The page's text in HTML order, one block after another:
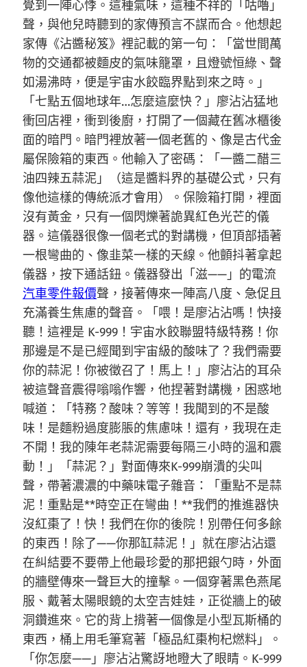
覺到一陣心悸。這種氣味，這種不祥的「咕嚕」
聲，與他兒時聽到的家傳預言不謀而合。他想起
家傳《沾醬秘笈》裡記載的第一句：「當世間萬
物的交通都被麵皮的氣味籠罩，且燈號恒綠、聲
如湯沸時，便是宇宙水餃臨界點到來之時。」
「七點五個地球年…怎麼這麼快？」廖沾沾猛地
衝回店裡，衝到後廚，打開了一個藏在舊冰櫃後
面的暗門。暗門裡放著一個老舊的、像是古代金
屬保險箱的東西。他輸入了密碼：「一醬二醋三
油四辣五蒜泥」（這是醬料界的基礎公式，只有
像他這樣的傳統派才會用）。保險箱打開，裡面
沒有黃金，只有一個閃爍著詭異紅色光芒的儀
器。這儀器很像一個老式的對講機，但頂部插著
一根彎曲的、像韭菜一樣的天線。他顫抖著拿起
儀器，按下通話鈕。儀器發出「滋——」的電流
汽車零件報價聲，接著傳來一陣高八度、急促且
充滿養生焦慮的聲音。「喂！是廖沾沾嗎！快接
聽！這裡是 K-999！宇宙水餃聯盟特級特務！你
那邊是不是已經聞到宇宙級的酸味了？我們需要
你的蒜泥！你被徵召了！馬上！」廖沾沾的耳朵
被這聲音震得嗡嗡作響，他捏著對講機，困惑地
喊道：「特務？酸味？等等！我聞到的不是酸
味！是麵粉過度膨脹的焦慮味！還有，我現在走
不開！我的陳年老蒜泥需要每隔三小時的溫和震
動！」「蒜泥？」對面傳來K-999崩潰的尖叫
聲，帶著濃濃的中藥味電子雜音：「重點不是蒜
泥！重點是**時空正在彎曲！**我們的推進器快
沒紅棗了！快！我們在你的後院！別帶任何多餘
的東西！除了——你那缸蒜泥！」就在廖沾沾還
在糾結要不要帶上他最珍愛的那把銀勺時，外面
的牆壁傳來一聲巨大的撞擊。一個穿著黑色燕尾
服、戴著太陽眼鏡的太空吉娃娃，正從牆上的破
洞鑽進來。它的背上揹著一個像是小型瓦斯桶的
東西，桶上用毛筆寫著「極品紅棗枸杞燃料」。
「你怎麼——」廖沾沾驚訝地瞪大了眼睛。K-999